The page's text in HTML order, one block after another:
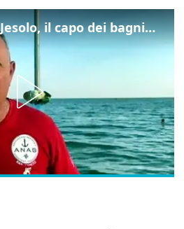
Tuffi dai pontili a Jesolo, il capo dei bagnini: "L'impegno di tutti per evitare altre tragedie"